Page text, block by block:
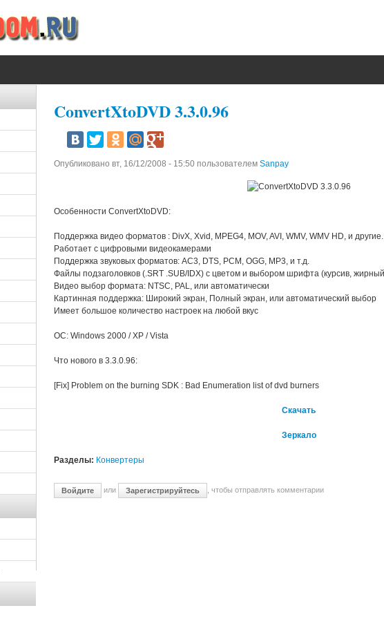
ConvertXtoDVD 3.3.0.96
Опубликовано вт, 16/12/2008 - 15:50 пользователем Sanpay
Особенности ConvertXtoDVD:
Поддержка видео форматов : DivX, Xvid, MPEG4, MOV, AVI, WMV, WMV HD, и
Работает с цифровыми видеокамерами
Поддержка звуковых форматов: AC3, DTS, PCM, OGG, MP3, и т.д.
Файлы подзаголовков (.SRT .SUB/IDX) с цветом и выбором шрифта (курсив,
Видео выбор формата: NTSC, PAL, или автоматически
Картинная поддержка: Широкий экран, Полный экран, или автоматический выбор
Имеет большое количество настроек на любой вкус
ОС: Windows 2000 / XP / Vista
Что нового в 3.3.0.96:
[Fix] Problem on the burning SDK : Bad Enumeration list of dvd burners
Скачать
Зеркало
Разделы: Конвертеры
Войдите или Зарегистрируйтесь , чтобы отправлять комментарии